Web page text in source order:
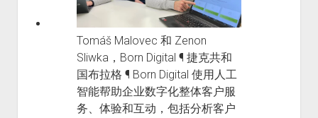
Tomáš Malovec 和 Zenon
Sliwka，Born Digital ¶ 捷克共和
国布拉格 ¶ Born Digital 使用人工
智能帮助企业数字化整体客户服
务、体验和互动，包括分析客户